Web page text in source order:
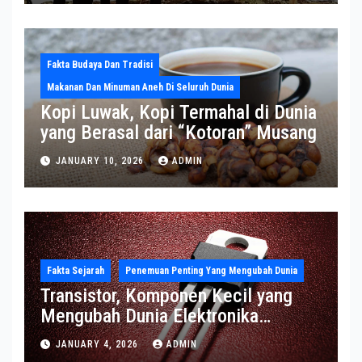
Fakta Budaya Dan Tradisi
Makanan Dan Minuman Aneh Di Seluruh Dunia
Kopi Luwak, Kopi Termahal di Dunia
yang Berasal dari “Kotoran” Musang
JANUARY 10, 2026 ADMIN
Fakta Sejarah Penemuan Penting Yang Mengubah Dunia
Transistor, Komponen Kecil yang
Mengubah Dunia Elektronika
Modern
JANUARY 4, 2026 ADMIN